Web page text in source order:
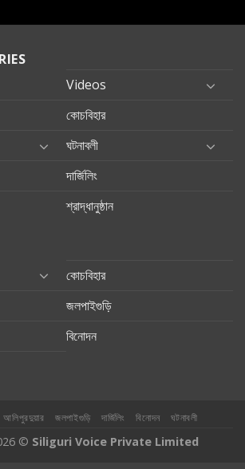
Videos
কোচবিহার
ঘটনাবলী
দার্জিলিং
শ্রাদ্ধানুষ্ঠান
কোচবিহার
জলপাইগুড়ি
বিনোদন
আলিপুরদুয়ার জলপাইগুড়ি দার্জিলিং বিনোদন ঘটনাবলী
© Siliguri Voice Private Limited